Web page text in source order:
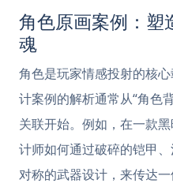
角色原画案例：塑
魂
角色是玩家情感投射的核
计案例的解析通常从“角色
关联开始。例如，在一款
计师如何通过破碎的铠甲
对称的武器设计，来传达